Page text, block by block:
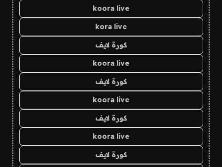
koora live
kora live
كورة لايف
koora live
كورة لايف
koora live
كورة لايف
koora live
كورة لايف